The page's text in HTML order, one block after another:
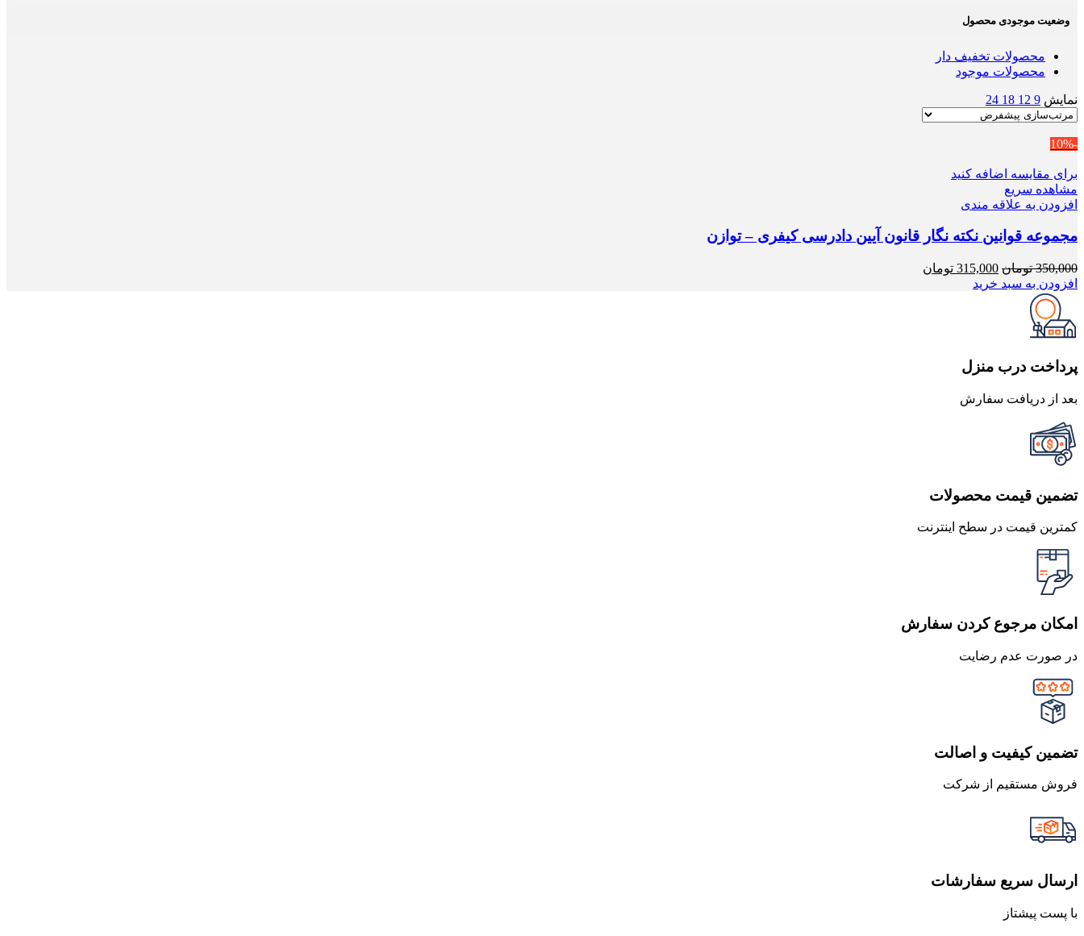
وضعیت موجودی محصول
محصولات تخفیف دار
محصولات موجود
نمایش 9
12
18
24
-10%
برای مقایسه اضافه کنید
مشاهده سریع
افزودن به علاقه مندی
مجموعه قوانین نکته نگار قانون آیین دادرسی کیفری – توازن
350,000 تومان قیمت
اصلی
315,000 تومان
افزودن به سبد خرید
پرداخت درب منزل
بعد از دریافت سفارش
تضمین قیمت محصولات
کمترین قیمت در سطح اینترنت
امکان مرجوع کردن سفارش
در صورت عدم رضایت
تضمین کیفیت و اصالت
فروش مستقیم از شرکت
ارسال سریع سفارشات
با پست پیشتاز